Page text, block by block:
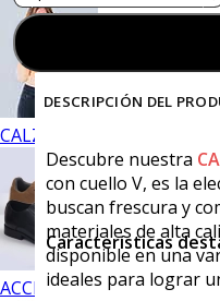
CALZADO
ACCESORIOS
DESCRIPCIÓN DEL
Descubre nuestra
con cuello V, es la
buscan frescura y
materiales de alta
disponible en una
ideales para lograr
Características